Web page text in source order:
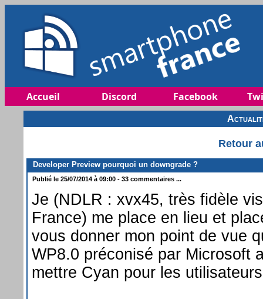
Accueil Discord Facebook
Retour
Developer Preview pourquoi un downgrade ?
Publié le 25/07/2014 à 09:00 - 33 commentaires ...
Je (NDLR : xvx45, très fidèle
France) me place en lieu et
vous donner mon point de vue
WP8.0 préconisé par Microsoft
mettre Cyan pour les